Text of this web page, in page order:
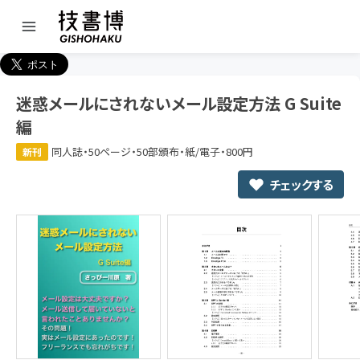
迷惑メールにされないメール設定方法 G Suite
編
新刊 同人誌・50ページ・50部頒布・紙/電子・800円
チェックする